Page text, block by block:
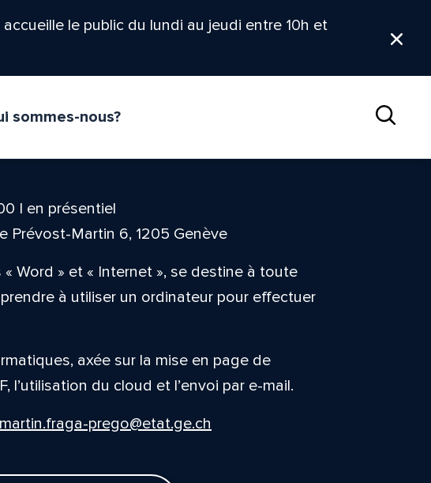
le public du lundi au jeudi entre 10h et
sommes-nous?
| en présentiel
Prévost-Martin 6, 1205 Genève
Word » et « Internet », se destine à toute
à utiliser un ordinateur pour effectuer
axée sur la mise en page de
l’utilisation du cloud et l’envoi par e-mail.
martin.fraga-prego@etat.ge.ch